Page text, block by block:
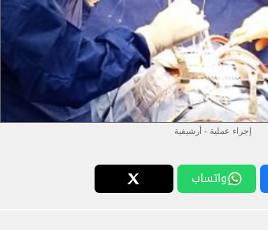
إجراء عملية - أرشيفية
واتساب